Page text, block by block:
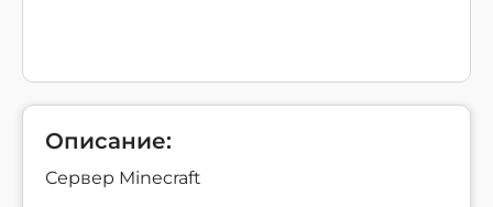
Описание:
Сервер Minecraft